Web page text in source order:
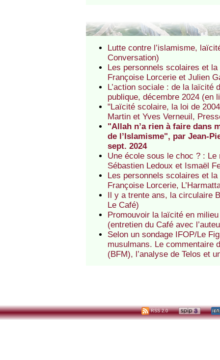
Lutte contre l’islamisme,
Conversation)
Les personnels scolaires et
Françoise Lorcerie et Julien
L’action sociale : de la laïcité
publique, décembre 2024 (en
"Laïcité scolaire, la loi de
Martin et Yves Verneuil,
"Allah n’a rien à faire dans
de l’Islamisme", par Jean-
sept. 2024
Une école sous le choc ? : Le
Sébastien Ledoux et Ismaël
Les personnels scolaires et
Françoise Lorcerie,
Il y a trente ans, la circulaire
Le Café)
Promouvoir la laïcité en
(entretien du Café avec
Selon un sondage IFOP/Le
musulmans. Le commentaire
(BFM), l’analyse de Telos et
RSS 2.0